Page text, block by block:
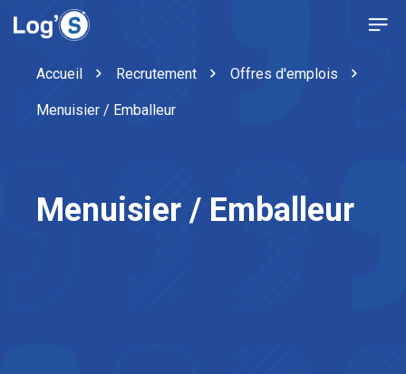
Accueil Recrutement Offres d'emplois
Menuisier / Emballeur
Menuisier / Emballeur